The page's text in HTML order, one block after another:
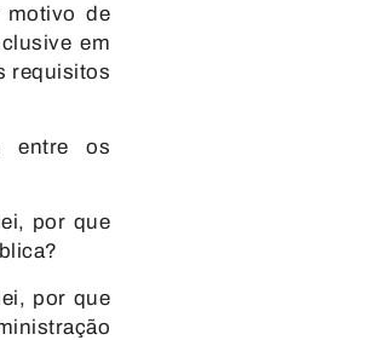
motivo de
em
requisitos
entre os
por que
por que